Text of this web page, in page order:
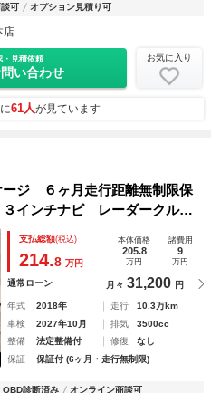
可 オプション見積り可
店
・見積依頼
い合わせ
お気に入り
61人が見ています
ジ ６ヶ月走行距離無制限保
インチナビ レーダークルー
キ Ｂｌｕｅｔｏｏｔｈ バ
トヒーター シートエアコ
支払総額(税込)
214.8 万円
本体価格
205.8
万円
諸費用
9
万円
通常ローン 月々 31,200 円
年式 2018年 走行
10.3万km
車検
2027年10月 排気
3500cc
整備
法定整備付 修復
なし
保証
保証付 (6ヶ月・走行無制限)
OBD診断済み
オンライン商談可